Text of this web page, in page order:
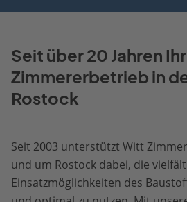
Seit über 20 Jahren
Zimmererbetrieb in
Rostock
Seit 2003 unterstützt Witt
und um Rostock dabei, die
Einsatzmöglichkeiten des